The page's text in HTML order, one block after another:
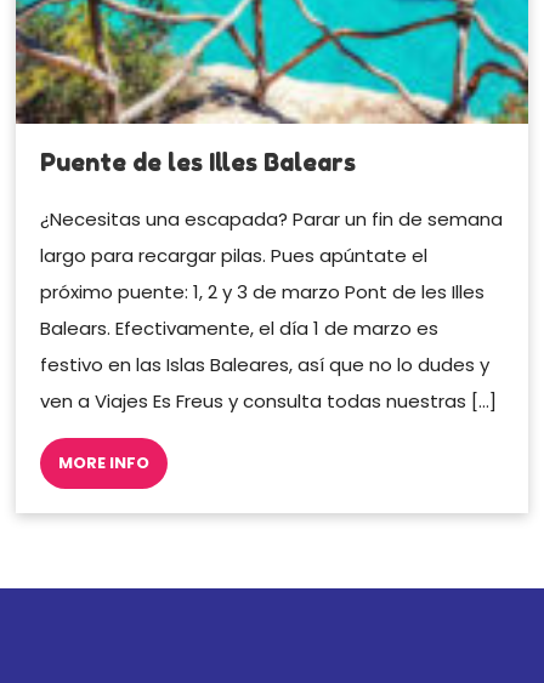
Puente de les Illes Balears
¿Necesitas una escapada? Parar un fin de semana
largo para recargar pilas. Pues apúntate el
próximo puente: 1, 2 y 3 de marzo Pont de les Illes
Balears. Efectivamente, el día 1 de marzo es
festivo en las Islas Baleares, así que no lo dudes y
ven a Viajes Es Freus y consulta todas nuestras […]
MORE INFO